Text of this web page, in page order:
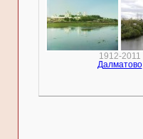
1912-2011
Далматово